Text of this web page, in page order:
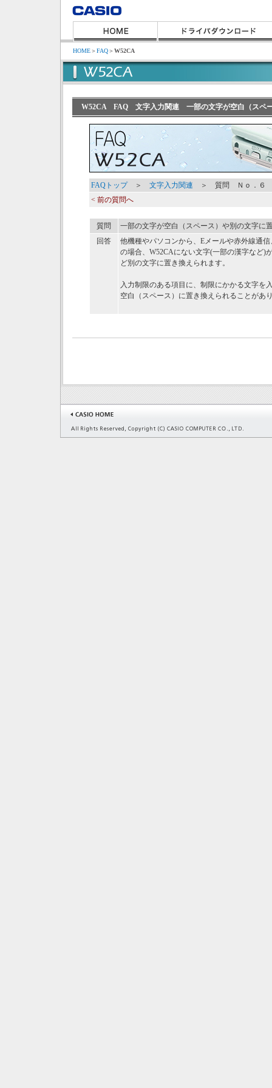
HOME＞FAQ＞W52CA
W52CA FAQ 文字入力関連 一部の文字が空白（スペー
FAQトップ＞ 文字入力関連 ＞ 質問 Ｎｏ．６
< 前の質問へ
質問
一部の文字が空白（スペース）や別の文字に
回答
他機種やパソコンから、Eメールや赤外線通
の場合、W52CAにない文字(一部の漢字など)
ど別の文字に置き換えられます。
入力制限のある項目に、制限にかかる文字を
空白（スペース）に置き換えられることがあ